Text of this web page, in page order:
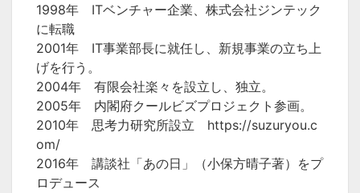
1998年 ITベンチャー企業、株式会社ジンテック
に転職
2001年 IT事業部長に就任し、新規事業の立ち上
げを行う。
2004年 有限会社楽々を設立し、独立。
2005年 内閣府クールビズプロジェクト参画。
2010年 思考力研究所設立 https://suzuryou.c
om/
2016年 講談社「あの日」（小保方晴子著）をプ
ロデュース